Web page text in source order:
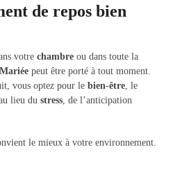
de repos bien
votre chambre ou dans toute la
peut être porté à tout moment.
vous optez pour le bien-être , le
au lieu du stress , de l’anticipation
le mieux à votre environnement.